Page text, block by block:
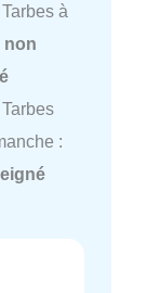
à
non
: